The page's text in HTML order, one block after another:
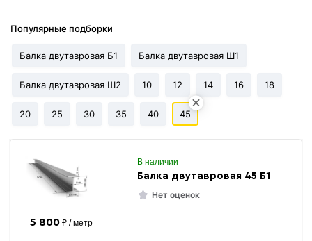
Популярные подборки
Балка двутавровая Б1 Балка двутавровая Ш1
Балка двутавровая Ш2 10 12 14 16 18
20 25 30 35 40 45
В наличии
Балка двутавровая 45 Б1
Нет оценок
5 800 ₽ / метр